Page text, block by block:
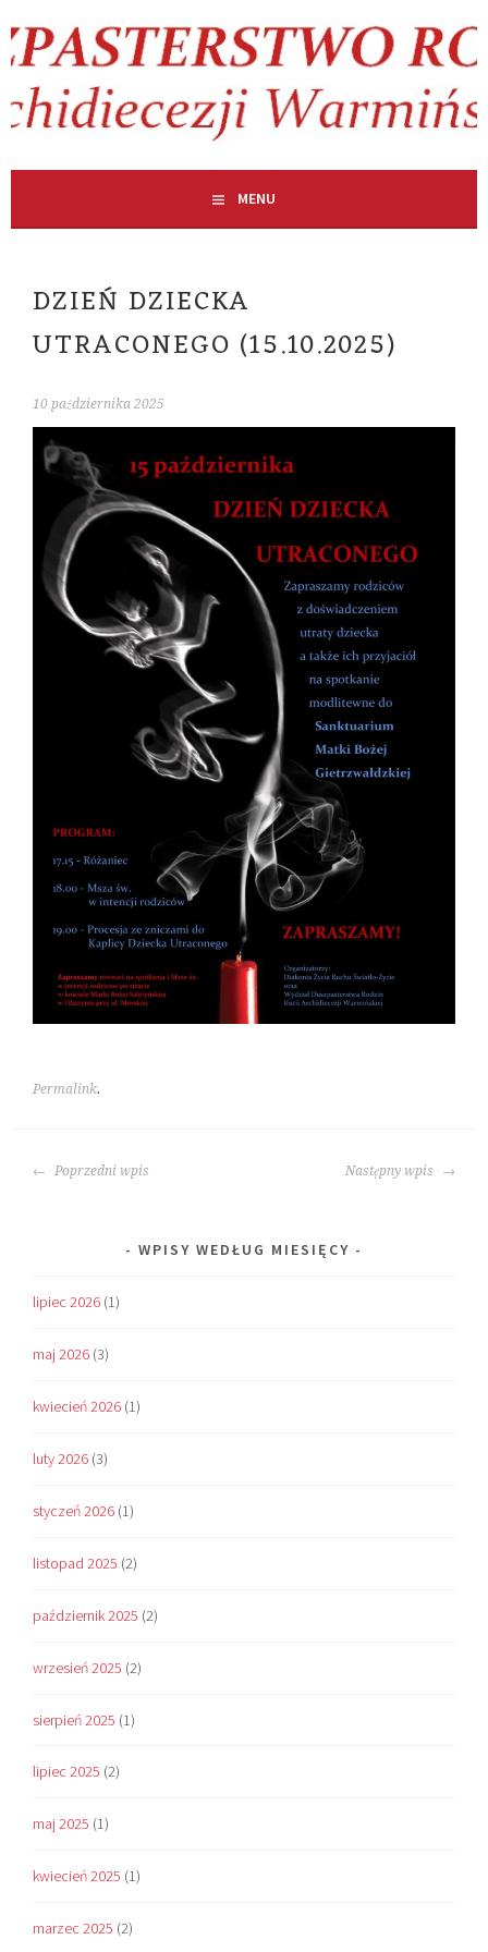
to
content
MENU
DZIEŃ DZIECKA
UTRACONEGO (15.10.2025)
10 października 2025
Permalink.
POST
NAVIGATION
Poprzedni wpis Następny wpis
WPISY WEDŁUG MIESIĘCY
lipiec 2026 (1)
maj 2026 (3)
kwiecień 2026 (1)
luty 2026 (3)
styczeń 2026 (1)
listopad 2025 (2)
październik 2025 (2)
wrzesień 2025 (2)
sierpień 2025 (1)
lipiec 2025 (2)
maj 2025 (1)
kwiecień 2025 (1)
marzec 2025 (2)